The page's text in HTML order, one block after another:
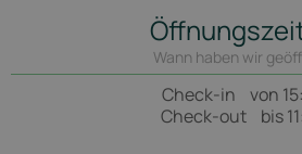
Wann haben wir
Check-in
von
Check-out
bis